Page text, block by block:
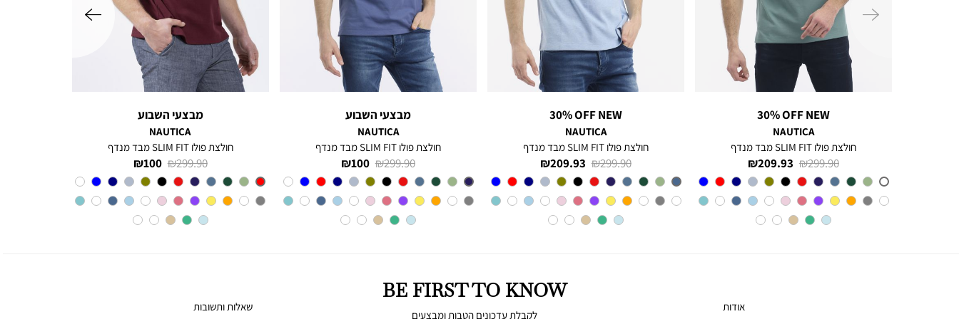
ימינה
30% OFF NEW
NAUTICA
חולצת פולו SLIM FIT מבד מנדף
מחיר
מוצר
209.93 ₪
מחיר
רגיל
299.90 ₪
צבע
A6M
30% OFF NEW
NAUTICA
חולצת פולו SLIM FIT מבד מנדף
מחיר
מוצר
209.93 ₪
מחיר
רגיל
299.90 ₪
צבע
CHARTER
BLUE
מבצעי השבוע
NAUTICA
חולצת פולו SLIM FIT מבד מנדף
מחיר
מוצר
100 ₪
מחיר
רגיל
299.90 ₪
צבע
BLUE
INDIGO
מבצעי השבוע
NAUTICA
חולצת פולו SLIM FIT מבד מנדף
מחיר
מוצר
100 ₪
מחיר
רגיל
299.90 ₪
צבע
Red
BE FIRST TO KNOW
לקבלת עדכונים הטבות ומבצעים
אודות שאלות ותשובות